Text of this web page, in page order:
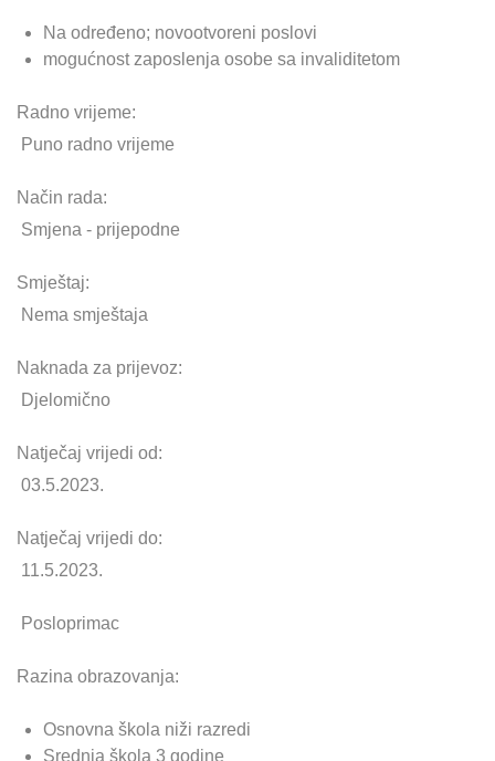
Na određeno; novootvoreni poslovi
mogućnost zaposlenja osobe sa invaliditetom
Radno vrijeme:
Puno radno vrijeme
Način rada:
Smjena - prijepodne
Smještaj:
Nema smještaja
Naknada za prijevoz:
Djelomično
Natječaj vrijedi od:
03.5.2023.
Natječaj vrijedi do:
11.5.2023.
Posloprimac
Razina obrazovanja:
Osnovna škola niži razredi
Srednja škola 3 godine